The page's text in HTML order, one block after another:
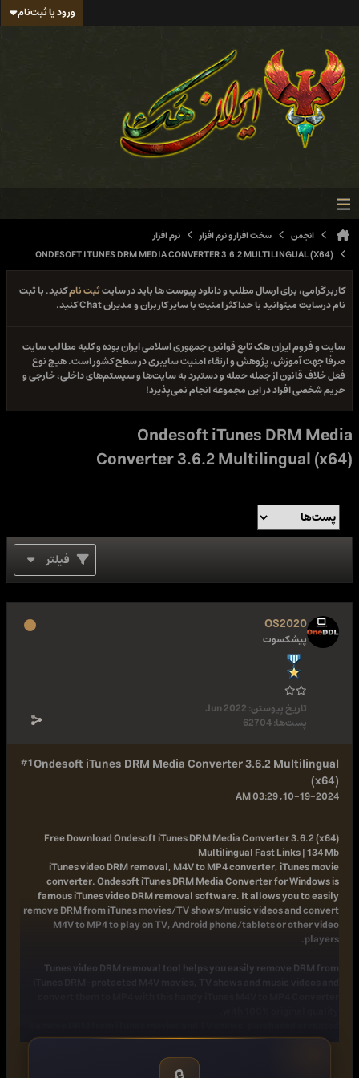
ورود یا ثبت‌نام
انجمن سخت افزار و نرم افزار
نرم افزار
ONDESOFT ITUNES DRM MEDIA CONVERTER 3.6.2 MULTILINGUAL (X64)
کاربر گرامی، برای ارسال مطلب و دانلود پیوست ها باید در سایتثبت نامکنید. با ثبت
نام درسایت میتوانید با حداکثر امنیت با سایر کاربران و مدیران Chat کنید.
سایت و فروم ایران هک تابع قوانین جمهوری اسلامی ایران بوده و کلیه مطالب سایت
صرفا جهت آموزش، پژوهش و ارتقاء امنیت سایبری در سطح کشور است. هیچ نوع
فعل خلاف قانون از جمله حمله و دستبرد به سایت‌ها و سیستم‌های داخلی، خارجی و
حریم شخصی افراد در این مجموعه انجام نمی‌پذیرد!
Ondesoft iTunes DRM Media
Converter 3.6.2 Multilingual (x64)
فیلتر
OS2020
پیشکسوت
تاریخ پیوستن:Jun 2022
پست‌ها:62704
#1Ondesoft iTunes DRM Media Converter 3.6.2 Multilingual
(x64)
10-19-2024, 03:29 AM
Free DownloadOndesoft iTunes DRM Media Converter 3.6.2 (x64)
Multilingual Fast Links | 134 Mb
iTunes video DRM removal, M4V to MP4 converter, iTunes movie
converter. Ondesoft iTunes DRM Media Converter for Windows is
famous iTunes video DRM removal software. It allows you to easily
remove DRM from iTunes movies/TV shows/music videos and convert
M4V to MP4 to play on TV, Android phone/tablets or other video
players.
Tunes video DRM removal tool helps you easily remove DRM from
Convert iTunes M4V videos to MP4.
Break the 30-day/48-hour limitation on iTunes rental movies.
Play output DRM-free MP4 videos anywhere you want.